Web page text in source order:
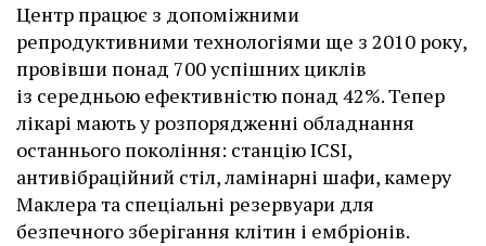
Центр працює з допоміжними
репродуктивними технологіями ще з 2010 року,
провівши понад 700 успішних циклів
із середньою ефективністю понад 42%. Тепер
лікарі мають у розпорядженні обладнання
останнього покоління: станцію ІCSI,
антивібраційний стіл, ламінарні шафи, камеру
Маклера та спеціальні резервуари для
безпечного зберігання клітин і ембріонів.